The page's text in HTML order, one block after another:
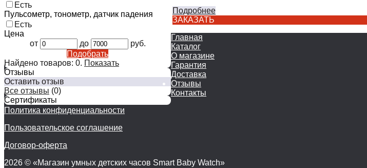
Есть
Пульсометр, тонометр, датчик падения
Есть
Цена
от
до
руб.
Подобрать
Найдено товаров: 0. Показать
Отзывы
Оставить отзыв
Все отзывы (0)
Сертификаты
Подробнее
ЗАКАЗАТЬ
Главная
Каталог
О магазине
Гарантия
Доставка
Отзывы
Контакты
Политика конфиденциальности
Пользовательское соглашение
Договор-оферта
2026 © «Магазин умных детских часов Smart Baby Watch»